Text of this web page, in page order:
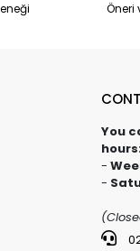
Öneri
You
-
-